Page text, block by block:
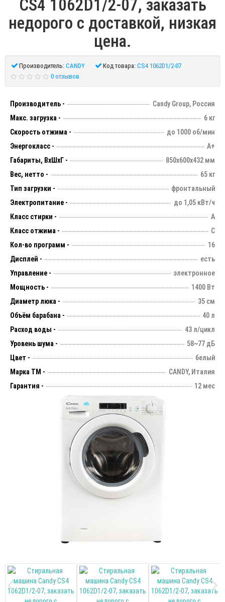
CS4 1062D1/2-07, заказать
недорого с доставкой, низкая
цена.
Производитель: CANDY Код товара: CS4 1062D1/2-07
0 отзывов
Производитель -
Candy Group, Россия
Макс. загрузка -
6 кг
Скорость отжима -
до 1000 об/мин
Энергокласс -
А+
Габариты, ВхШхГ -
850х600х432 мм
Вес, нетто -
65 кг
Тип загрузки -
фронтальный
Электропитание -
до 1,05 кВт/ч
Класс стирки -
А
Класс отжима -
C
Кол-во программ -
16
Дисплей -
есть
Управление -
электронное
Мощность -
1400 Вт
Диаметр люка -
35 см
Объём барабана -
40 л
Расход воды -
43 л/цикл
Уровень шума -
58~77 дБ
Цвет -
белый
Марка ТМ -
CANDY, Италия
Гарантия -
12 мес